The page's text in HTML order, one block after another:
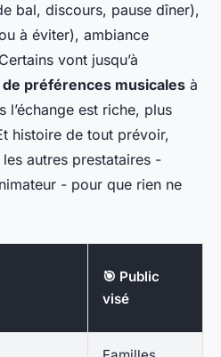
bal, discours, pause dîner),
à éviter), ambiance
vont jusqu’à
préférences musicales à
l’échange est riche, plus
histoire de tout prévoir,
autres prestataires -
- pour que rien ne
🎯 Public
visé